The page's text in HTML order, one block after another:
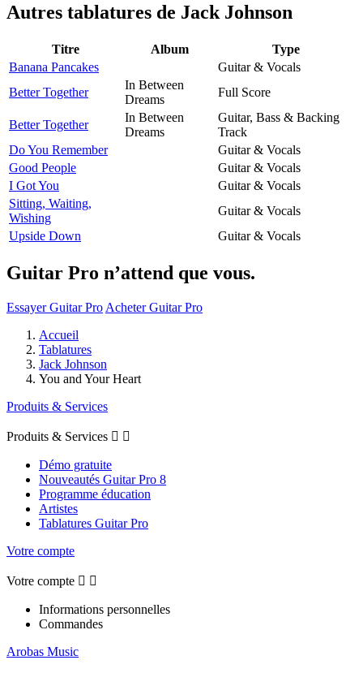
Autres tablatures de Jack Johnson
Titre Album
Type
Banana Pancakes
Guitar & Vocals
Better Together
In Between
Dreams
Full Score
Better Together
In Between
Dreams
Guitar, Bass & Backing
Track
Do You Remember
Guitar & Vocals
Good People
Guitar & Vocals
I Got You
Guitar & Vocals
Sitting, Waiting,
Wishing
Guitar & Vocals
Upside Down
Guitar & Vocals
Guitar Pro n’attend que vous.
Essayer Guitar Pro Acheter Guitar Pro
Accueil
Tablatures
Jack Johnson
You and Your Heart
Produits & Services
Produits & Services  
Démo gratuite
Nouveautés Guitar Pro 8
Programme éducation
Artistes
Tablatures Guitar Pro
Votre compte
Votre compte  
Informations personnelles
Commandes
Arobas Music